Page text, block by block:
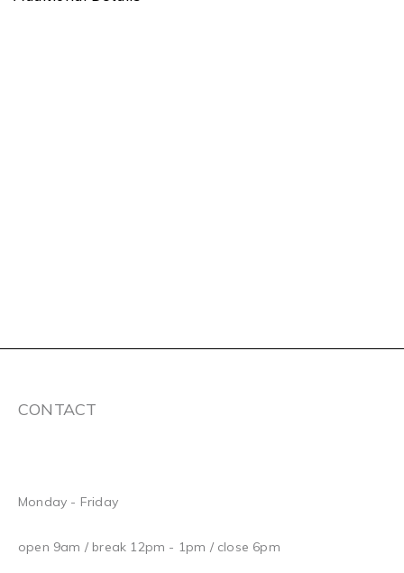
CONTACT
Monday - Friday
open 9am / break 12pm - 1pm / close 6pm